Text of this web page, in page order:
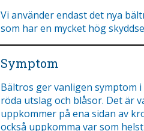
Vi använder endast det nya
som har en mycket hög
Symptom
Bältros ger vanligen symptom
röda utslag och blåsor. Det är
uppkommer på ena sidan av
också uppkomma var som